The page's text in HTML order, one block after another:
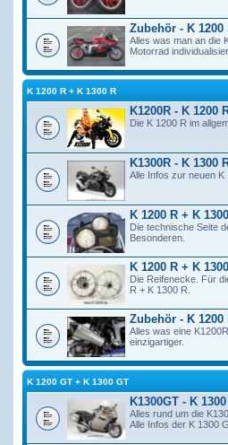
Zubehör - K 1200
Alles was man an die
Motorrad
K 1200 R + K 1300 R
K1200R - K 1200
Die K 1200 R im
K1300R - K 1300
Alle Infos zur neuen K
K 1200 R + K
Die technische Seite
Besonderen.
K 1200 R + K
Die Reifenecke. Für
R + K 1300 R.
Zubehör - K 1200
Alles was eine
einzigartiger.
K 1200 GT + K 1300 GT
K1300GT - K
Alles rund um die
Alle Infos der K 1300